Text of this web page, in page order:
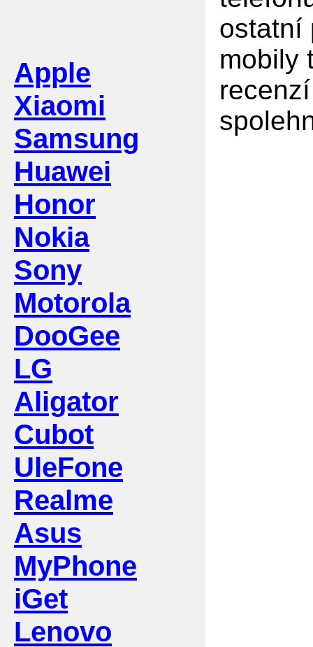
Apple
Xiaomi
Samsung
Huawei
Honor
Nokia
Sony
Motorola
DooGee
LG
Aligator
Cubot
UleFone
Realme
Asus
MyPhone
iGet
Lenovo
ostatní
mobily